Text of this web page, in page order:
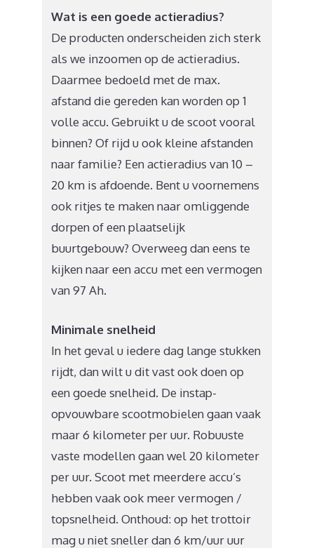
Wat is een goede actieradius?
De producten onderscheiden zich sterk
als we inzoomen op de actieradius.
Daarmee bedoeld met de max.
afstand die gereden kan worden op 1
volle accu. Gebruikt u de scoot vooral
binnen? Of rijd u ook kleine afstanden
naar familie? Een actieradius van 10 –
20 km is afdoende. Bent u voornemens
ook ritjes te maken naar omliggende
dorpen of een plaatselijk
buurtgebouw? Overweeg dan eens te
kijken naar een accu met een vermogen
van 97 Ah.
Minimale snelheid
In het geval u iedere dag lange stukken
rijdt, dan wilt u dit vast ook doen op
een goede snelheid. De instap-
opvouwbare scootmobielen gaan vaak
maar 6 kilometer per uur. Robuuste
vaste modellen gaan wel 20 kilometer
per uur. Scoot met meerdere accu’s
hebben vaak ook meer vermogen /
topsnelheid. Onthoud: op het trottoir
mag u niet sneller dan 6 km/uur uur